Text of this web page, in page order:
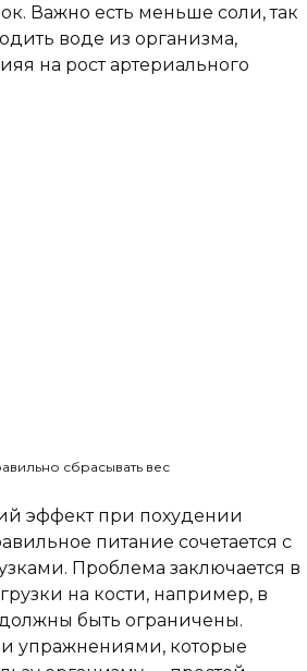
Важно есть меньше соли, так
воде из организма,
на рост артериального
сбрасывать вес
эффект при похудении
питание сочетается с
Проблема заключается в
на кости, например, в
быть ограничены.
упражнениями, которые